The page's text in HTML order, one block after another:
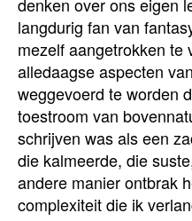
langdurig fan van
mezelf aangetrokken te
alledaagse aspecten
weggevoerd te worden
toestroom van
schrijven was als een
die kalmeerde, die
andere manier ontbrak
complexiteit die ik